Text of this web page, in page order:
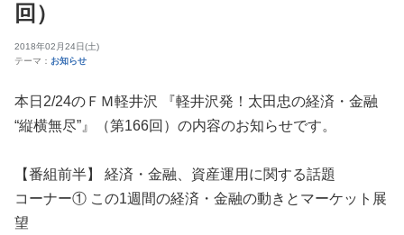
回）
2018年02月24日(土)
テーマ： お知らせ
本日2/24のＦＭ軽井沢 『軽井沢発！太田忠の経済・金融
“縦横無尽”』（第166回）の内容のお知らせです。
【番組前半】 経済・金融、資産運用に関する話題
コーナー① この1週間の経済・金融の動きとマーケット展
望